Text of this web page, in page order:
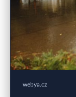
webya.cz